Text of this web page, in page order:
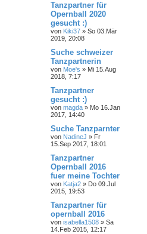
Tanzpartner für
Opernball 2020
gesucht :)
von Kiki37 » So 03.Mär
2019, 20:08
Suche schweizer
Tanzpartnerin
von Moe's » Mi 15.Aug
2018, 7:17
Tanzpartner
gesucht :)
von magda » Mo 16.Jan
2017, 14:40
Suche Tanzparnter
von NadineJ » Fr
15.Sep 2017, 18:01
Tanzpartner
Opernball 2016
fuer meine Tochter
von Katja2 » Do 09.Jul
2015, 19:53
Tanzpartner für
opernball 2016
von isabella1508 » Sa
14.Feb 2015, 12:17